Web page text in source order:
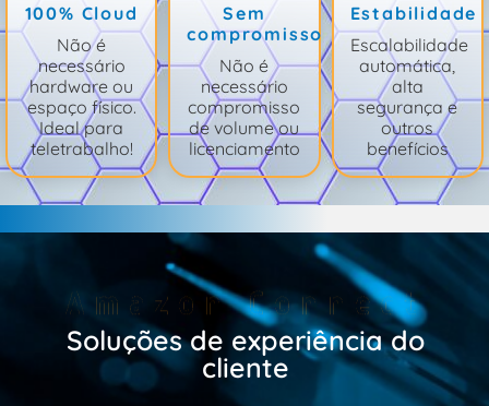
100% Cloud
Não é
necessário
hardware ou
espaço físico.
Ideal para
teletrabalho!
Sem
compromisso
Não é
necessário
compromisso
de volume ou
licenciamento
Estabilidade
Escalabilidade
automática,
alta
segurança e
outros
benefícios
Amazon Connect
Soluções de experiência do
cliente